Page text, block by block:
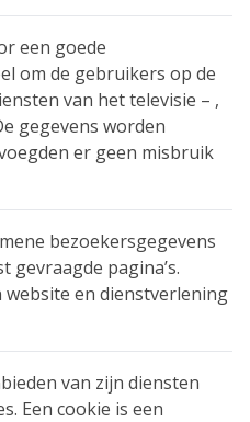
een goede
om de gebruikers op de
van het televisie – ,
gegevens worden
er geen misbruik
bezoekersgegevens
gevraagde pagina’s.
website en dienstverlening
van zijn diensten
Een cookie is een